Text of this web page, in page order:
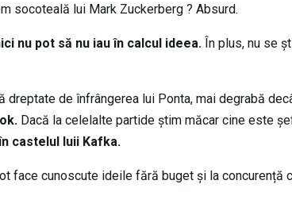
socoteală lui Mark Zuckerberg ? Absurd.
nu pot să nu iau în calcul ideea. În plus, nu se
de înfrângerea lui Ponta, mai degrabă
Dacă la celelalte partide știm măcar cine este
castelul luii Kafka.
face cunoscute ideile fără buget și la concurență